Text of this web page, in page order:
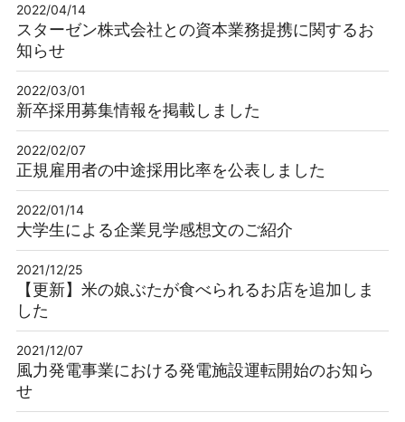
2022/04/14
スターゼン株式会社との資本業務提携に関するお
知らせ
2022/03/01
新卒採用募集情報を掲載しました
2022/02/07
正規雇用者の中途採用比率を公表しました
2022/01/14
大学生による企業見学感想文のご紹介
2021/12/25
【更新】米の娘ぶたが食べられるお店を追加しま
した
2021/12/07
風力発電事業における発電施設運転開始のお知ら
せ